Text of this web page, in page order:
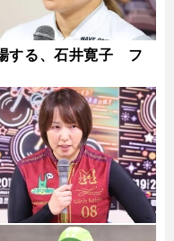
する、石井寛子 フ